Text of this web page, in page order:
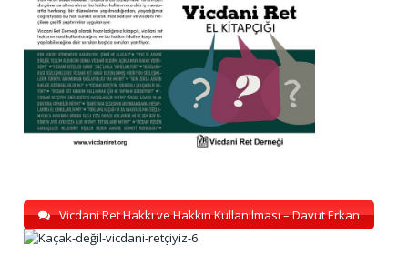
Vicdani Ret Hakkı ve Hakkın Kullanılması – Davut Erkan